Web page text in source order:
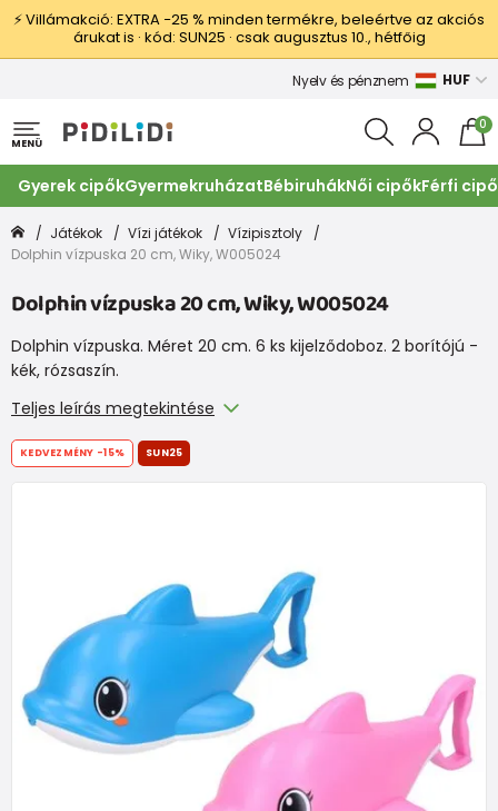
⚡ Villámakció: EXTRA −25 % minden termékre, beleértve az akciós
árukat is · kód: SUN25 · csak augusztus 10., hétfőig
Nyelv és pénznem HUF
MENÜ
0
Gyerek cipőkGyermekruházatBébiruhákNői cipőkFérfi
Játékok Vízi játékok
Vízipisztoly
Dolphin vízpuska 20 cm, Wiky, W005024
Dolphin vízpuska 20 cm, Wiky, W005024
Dolphin vízpuska. Méret 20 cm. 6 ks kijelződoboz. 2 borítójú -
kék, rózsaszín.
Teljes leírás megtekintése
KEDVEZMÉNY -15% SUN25